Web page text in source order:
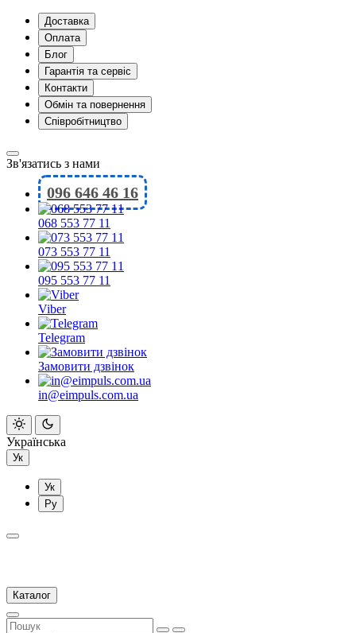
Доставка
Оплата
Блог
Гарантія та сервіс
Контакти
Обмін та повернення
Співробітництво
Зв'язатись з нами
096 646 46 16
068 553 77 11
073 553 77 11
095 553 77 11
Viber
Telegram
Замовити дзвінок
in@eimpuls.com.ua
Українська
Ук
Ук
Ру
Каталог